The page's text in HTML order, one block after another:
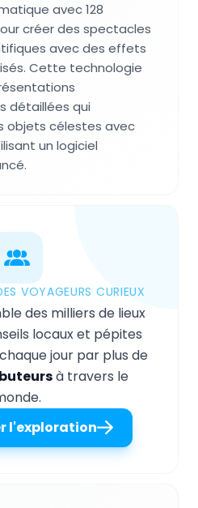
avec 128
créer des spectacles
avec des effets
Cette technologie
détaillées qui
objets célestes avec
un logiciel
VOYAGEURS CURIEUX
des milliers de lieux
locaux et pépites
jour par plus de
à travers le
l'exploration